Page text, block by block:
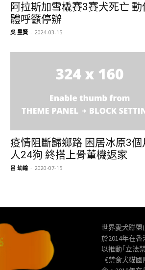
阿拉斯加雪橇賽3賽犬死亡 動
體呼籲停辦
吳 昱賢 - 2024-03-15
疫情阻斷歸鄉路 困居冰原3個
人24狗 終搭上骨董機返家
呂 幼綸 - 2020-07-15
世界愛犬聯盟(
於2014年在
以推動｢立法
《禁食犬貓